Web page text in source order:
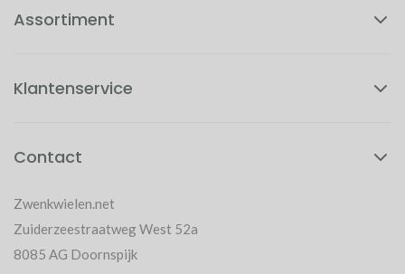
Assortiment
Klantenservice
Contact
Zwenkwielen.net
Zuiderzeestraatweg West 52a
8085 AG Doornspijk